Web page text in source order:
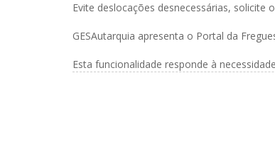
Evite deslocações desnecessárias, solicite
GESAutarquia apresenta o Portal da
Esta funcionalidade responde à